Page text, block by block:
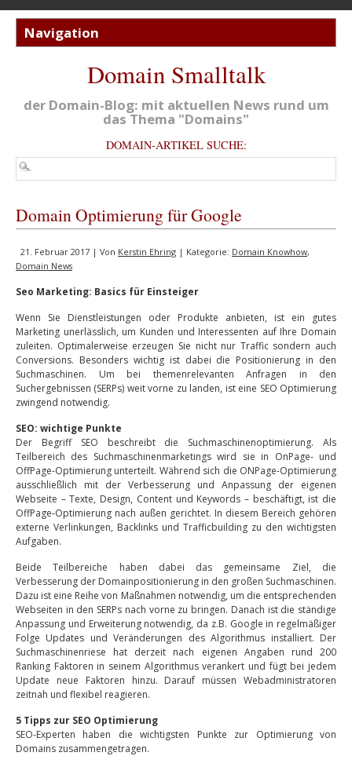
Domain Smalltalk
der Domain-Blog: mit aktuellen News rund um
das Thema "Domains"
DOMAIN-ARTIKEL SUCHE:
Domain Optimierung für Google
21. Februar 2017 | Von Kerstin Ehring | Kategorie: Domain Knowhow,
Domain News
Seo Marketing: Basics für Einsteiger
Wenn Sie Dienstleistungen oder Produkte anbieten, ist ein gutes
Marketing unerlässlich, um Kunden und Interessenten auf Ihre Domain
zuleiten. Optimalerweise erzeugen Sie nicht nur Traffic sondern auch
Conversions. Besonders wichtig ist dabei die Positionierung in den
Suchmaschinen. Um bei themenrelevanten Anfragen in den
Suchergebnissen (SERPs) weit vorne zu landen, ist eine SEO Optimierung
zwingend notwendig.
SEO: wichtige Punkte
Der Begriff SEO beschreibt die Suchmaschinenoptimierung. Als
Teilbereich des Suchmaschinenmarketings wird sie in OnPage- und
OffPage-Optimierung unterteilt. Während sich die ONPage-Optimierung
ausschließlich mit der Verbesserung und Anpassung der eigenen
Webseite – Texte, Design, Content und Keywords – beschäftigt, ist die
OffPage-Optimierung nach außen gerichtet. In diesem Bereich gehören
externe Verlinkungen, Backlinks und Trafficbuilding zu den wichtigsten
Aufgaben.
Beide Teilbereiche haben dabei das gemeinsame Ziel, die
Verbesserung der Domainpositionierung in den großen Suchmaschinen.
Dazu ist eine Reihe von Maßnahmen notwendig, um die entsprechenden
Webseiten in den SERPs nach vorne zu bringen. Danach ist die ständige
Anpassung und Erweiterung notwendig, da z.B. Google in regelmäßiger
Folge Updates und Veränderungen des Algorithmus installiert. Der
Suchmaschinenriese hat derzeit nach eigenen Angaben rund 200
Ranking Faktoren in seinem Algorithmus verankert und fügt bei jedem
Update neue Faktoren hinzu. Darauf müssen Webadministratoren
zeitnah und flexibel reagieren.
5 Tipps zur SEO Optimierung
SEO-Experten haben die wichtigsten Punkte zur Optimierung von
Domains zusammengetragen.